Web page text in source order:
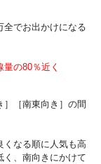
全でお出かけになる
量の80％近く
［南東向き］の間
くなる順に人気も高
く、南向きにかけて